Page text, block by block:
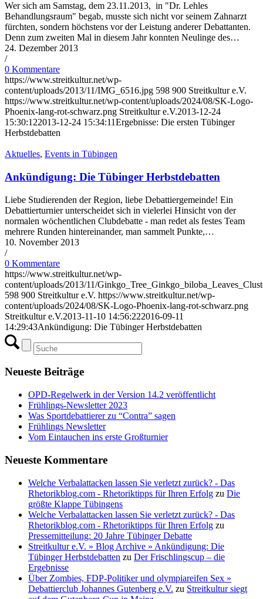
Wer sich am Samstag, dem 23.11.2013, in "Dr. Lehles
Behandlungsraum" begab, musste sich nicht vor seinem Zahnarzt
fürchten, sondern höchstens vor der Leistung anderer Debattanten.
Denn zum zweiten Mal in diesem Jahr konnten Neulinge des…
24. Dezember 2013
/
0 Kommentare
https://www.streitkultur.net/wp-
content/uploads/2013/11/IMG_6516.jpg 598 900 Streitkultur e.V.
https://www.streitkultur.net/wp-content/uploads/2024/08/SK-Logo-
Phoenix-lang-rot-schwarz.png Streitkultur e.V.2013-12-24
15:30:122013-12-24 15:34:11Ergebnisse: Die ersten Tübinger
Herbstdebatten
Aktuelles, Events in Tübingen
Ankündigung: Die Tübinger Herbstdebatten
Liebe Studierenden der Region, liebe Debattiergemeinde! Ein
Debattierturnier unterscheidet sich in vielerlei Hinsicht von der
normalen wöchentlichen Clubdebatte - man redet als festes Team
mehrere Runden hintereinander, man sammelt Punkte,…
10. November 2013
/
0 Kommentare
https://www.streitkultur.net/wp-
content/uploads/2013/11/
598 900 Streitkultur e.V. https://www.streitkultur.net/wp-
content/uploads/2024/08/SK-Logo-Phoenix-lang-rot-schwarz.png
Streitkultur e.V.2013-11-10 14:56:222016-09-11
14:29:43Ankündigung: Die Tübinger Herbstdebatten
Neueste Beiträge
OPD-Regelwerk in der Version 14.2 veröffentlicht
Frühlings-Newsletter 2023
Was Sportdebattierer zu “Contra” sagen
Frühlings Newsletter
Vom Eintauchen ins erste Großturnier
Neueste Kommentare
Welche Verbalattacken lassen Sie verletzt zurück? - Das
Rhetorikblog.com - Rhetoriktipps für Ihren Erfolg zu Die
größte Klappe Tübingens
Welche Verbalattacken lassen Sie verletzt zurück? - Das
Rhetorikblog.com - Rhetoriktipps für Ihren Erfolg zu
Pressemitteilung: 20 Jahre Tübinger Debatte
Streitkultur e.V. » Blog Archive » Ankündigung: Die
Tübinger Herbstdebatten zu Der Frischlingscup – die
Ergebnisse
Über Zombies, FDP-Politiker und olympiareifen Sex »
Debattierclub Johannes Gutenberg e.V. zu Streitkultur siegt